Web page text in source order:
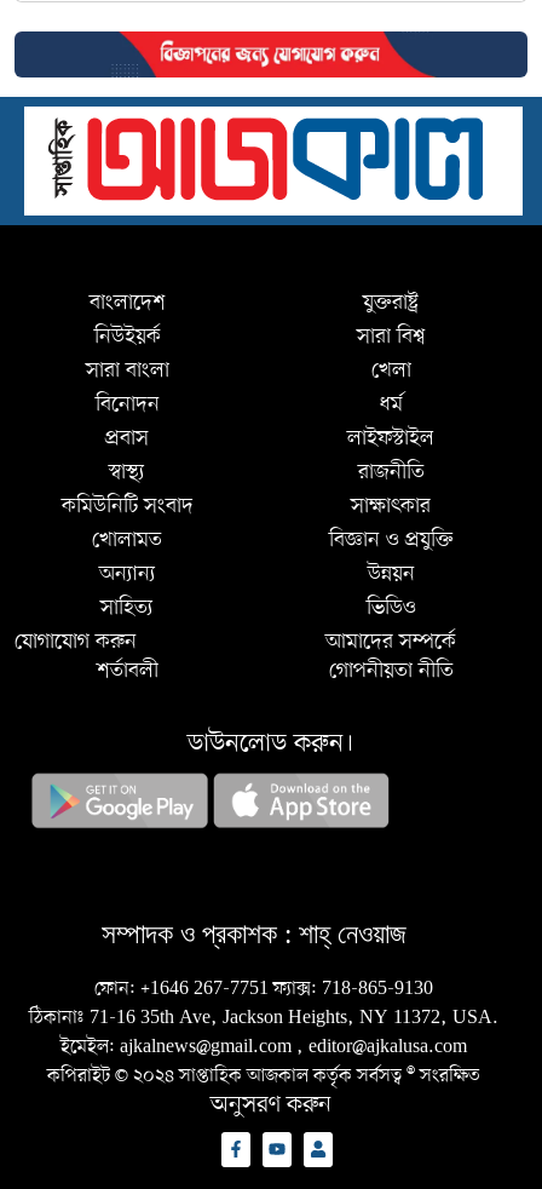
বাংলাদেশ
যুক্তরাষ্ট্র
নিউইয়র্ক
সারা বিশ্ব
সারা বাংলা
খেলা
বিনোদন
ধর্ম
প্রবাস
লাইফস্টাইল
স্বাস্থ্য
রাজনীতি
কমিউনিটি সংবাদ
সাক্ষাৎকার
খোলামত
বিজ্ঞান ও প্রযুক্তি
অন্যান্য
উন্নয়ন
সাহিত্য
ভিডিও
যোগাযোগ করুন
আমাদের সম্পর্কে
শর্তাবলী
গোপনীয়তা নীতি
ডাউনলোড করুন।
সম্পাদক ও প্রকাশক : শাহ্‌ নেওয়াজ
ফোন: +1646 267-7751ফ্যাক্স: 718-865-9130
ঠিকানাঃ 71-16 35th Ave, Jackson Heights, NY 11372, USA.
ইমেইল: ajkalnews@gmail.com , editor@ajkalusa.com
কপিরাইট © ২০২৪ সাপ্তাহিক আজকাল কর্তৃক সর্বসত্ব ® সংরক্ষিত
অনুসরণ করুন